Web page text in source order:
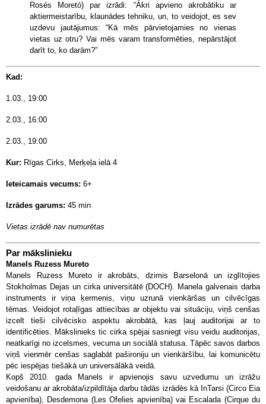
Rosés Moretó) par izrādi: “Ákri apvieno akrobātiku ar
aktiermeistarību, klaunādes tehniku, un, to veidojot, es sev
uzdevu jautājumus: “Kā mēs pārvietojamies no vienas
vietas uz otru? Vai mēs varam transformēties, nepārstājot
darīt to, ko darām?”
Kad:
1.03., 19:00
2.03., 16:00
2.03., 19:00
Kur: Rīgas Cirks, Merķeļa ielā 4
Ieteicamais vecums: 6+
Izrādes garums: 45 min
Vietas izrādē nav numurētas
Par mākslinieku
Manels Ruzess Mureto
Manels Ruzess Mureto ir akrobāts, dzimis Barselonā un izglītojies
Stokholmas Dejas un cirka universitātē (DOCH). Manela galvenais darba
instruments ir viņa ķermenis, viņu uzrunā vienkāršas un cilvēcīgas
tēmas. Veidojot rotaļīgas attiecības ar objektu vai situāciju, viņš cenšas
izcelt tieši cilvēcisko aspektu akrobātā, kas ļauj auditorijai ar to
identificēties. Mākslinieks tic cirka spējai sasniegt visu veidu auditorijas,
neatkarīgi no izcelsmes, vecuma un sociālā statusa. Tāpēc savos darbos
viņš vienmēr cenšas saglabāt pašironiju un vienkāršību, lai komunicētu
pēc iespējas tiešākā un universālākā veidā.
Kopš 2010. gada Manels ir apvienojis savu uzvedumu un izrāžu
veidošanu ar akrobāta/izpildītāja darbu tādās izrādēs kā InTarsi (Circo Eia
apvienība), Desdemona (Les Ofelies apvienība) vai Escalada (Cirque du